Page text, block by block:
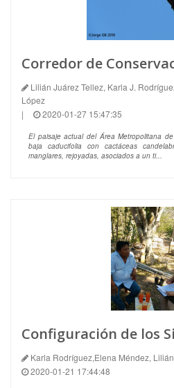
Corredor de
Lilián Juárez Tellez, Karla J.
López
|
2020-01-27 15:47:35
El paisaje actual del Área Metropolitana
baja caducifolia con cactáceas
manglares, rejoyadas, asociados a un ti...
Karla Rodríguez,Elena Méndez,
2020-01-21 17:44:48